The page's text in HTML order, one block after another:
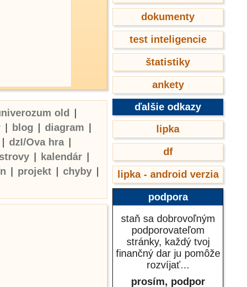
old
blog diagram
dzI/Ova hra
kalendár
projekt chyby
dokumenty
test inteligencie
štatistiky
ankety
ďalšie odkazy
lipka
df
lipka - android verzia
podpora
staň sa dobrovoľným
podporovateľom
stránky, každý tvoj
finančný dar ju pomôže
rozvíjať...
prosím, podpor